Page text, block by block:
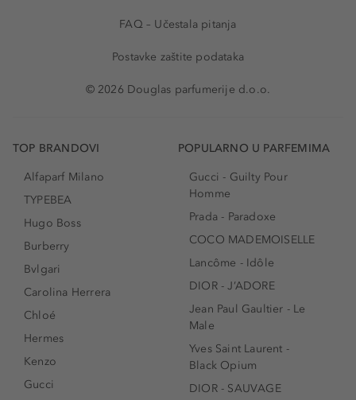
FAQ – Učestala pitanja
Postavke zaštite podataka
© 2026 Douglas parfumerije d.o.o.
TOP BRANDOVI
Alfaparf Milano
TYPEBEA
Hugo Boss
Burberry
Bvlgari
Carolina Herrera
Chloé
Hermes
Kenzo
Gucci
POPULARNO U PARFEMIMA
Gucci - Guilty Pour
Homme
Prada - Paradoxe
COCO MADEMOISELLE
Lancôme - Idôle
DIOR - J’ADORE
Jean Paul Gaultier - Le
Male
Yves Saint Laurent -
Black Opium
DIOR - SAUVAGE